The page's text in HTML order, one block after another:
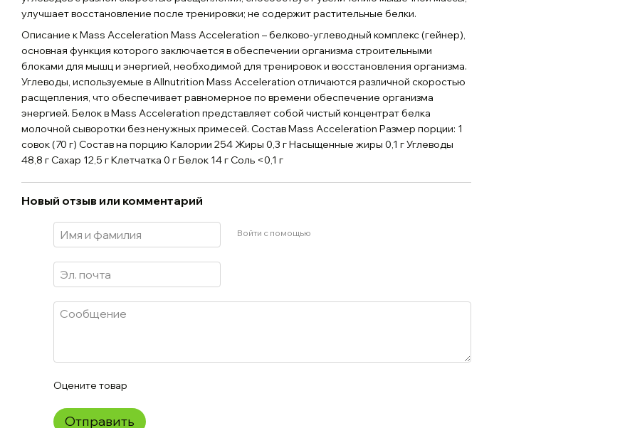
улучшает восстановление после тренировки; не содержит растительные белки.
Описание к Mass Acceleration Mass Acceleration – белково-углеводный комплекс (гейнер),
основная функция которого заключается в обеспечении организма строительными
блоками для мышц и энергией, необходимой для тренировок и восстановления организма.
Углеводы, используемые в Allnutrition Mass Acceleration отличаются различной скоростью
расщепления, что обеспечивает равномерное по времени обеспечение организма
энергией. Белок в Mass Acceleration представляет собой чистый концентрат белка
молочной сыворотки без ненужных примесей. Состав Mass Acceleration Размер порции: 1
совок (70 г) Состав на порцию Калории 254 Жиры 0,3 г Насыщенные жиры 0,1 г Углеводы
48,8 г Сахар 12,5 г Клетчатка 0 г Белок 14 г Соль <0,1 г
Новый отзыв или комментарий
Войти с помощью
Оцените товар
Отправить